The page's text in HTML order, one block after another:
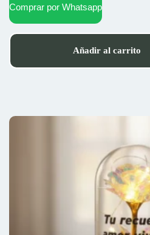
Comprar por Whatsapp
Añadir al carrito